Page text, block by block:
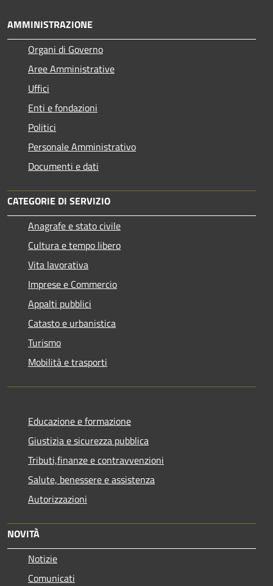
AMMINISTRAZIONE
Organi di Governo
Aree Amministrative
Uffici
Enti e fondazioni
Politici
Personale Amministrativo
Documenti e dati
CATEGORIE DI SERVIZIO
Anagrafe e stato civile
Cultura e tempo libero
Vita lavorativa
Imprese e Commercio
Appalti pubblici
Catasto e urbanistica
Turismo
Mobilità e trasporti
Educazione e formazione
Giustizia e sicurezza pubblica
Tributi,finanze e contravvenzioni
Salute, benessere e assistenza
Autorizzazioni
NOVITÀ
Notizie
Comunicati